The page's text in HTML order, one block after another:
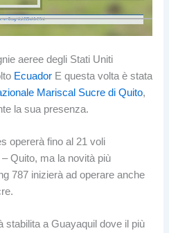
aeree degli Stati Uniti
Ecuador E questa volta è stata
Mariscal Sucre di Quito,
la sua presenza.
opererà fino al 21 voli
Quito, ma la novità più
787 inizierà ad operare anche
stabilita a Guayaquil dove il più